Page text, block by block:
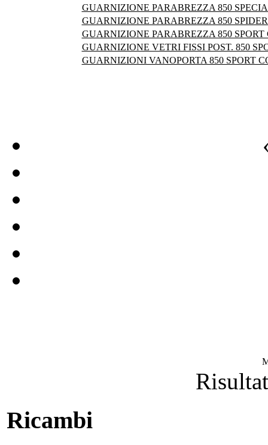
GUARNIZIONE PARABREZZA 850
GUARNIZIONE PARABREZZA 850
GUARNIZIONE PARABREZZA 850 SPORT
GUARNIZIONE VETRI FISSI POST. 850
GUARNIZIONI VANOPORTA 850 SPORT
Ricambi